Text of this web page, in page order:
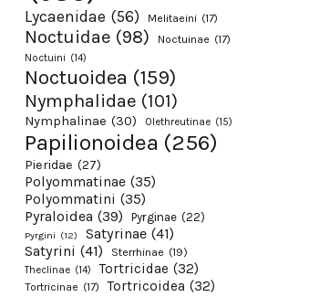
Lycaenidae (56) Melitaeini (17)
Noctuidae (98) Noctuinae (17)
Noctuini (14)
Noctuoidea (159)
Nymphalidae (101)
Nymphalinae (30) Olethreutinae (15)
Papilionoidea (256)
Pieridae (27)
Polyommatinae (35)
Polyommatini (35)
Pyraloidea (39) Pyrginae (22)
Pyrgini (12) Satyrinae (41)
Satyrini (41) Sterrhinae (19)
Theclinae (14) Tortricidae (32)
Tortricinae (17) Tortricoidea (32)